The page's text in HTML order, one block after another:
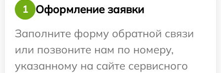
1
Оформление заявки
Заполните форму обратной связи
или позвоните нам по номеру,
указанному на сайте сервисного